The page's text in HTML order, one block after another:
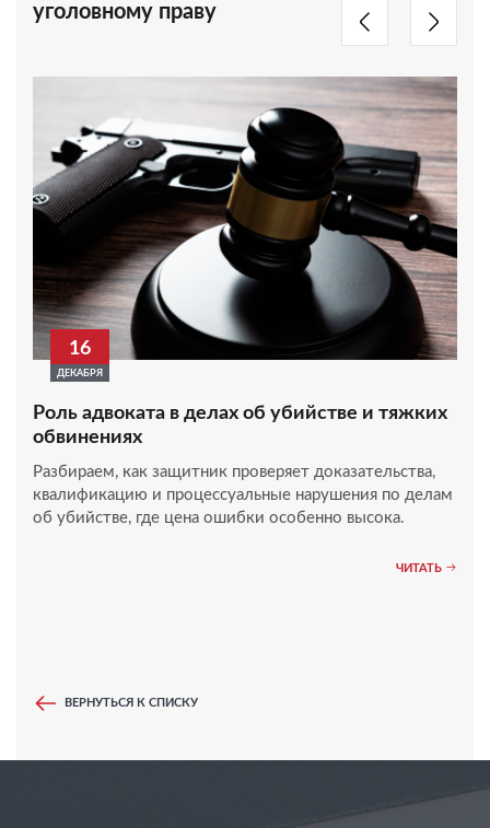
уголовному праву
16
ДЕКАБРЯ
Роль адвоката в делах об убийстве и тяжких
обвинениях
Разбираем, как защитник проверяет доказательства,
квалификацию и процессуальные нарушения по делам
об убийстве, где цена ошибки особенно высока.
ЧИТАТЬ
ВЕРНУТЬСЯ К СПИСКУ